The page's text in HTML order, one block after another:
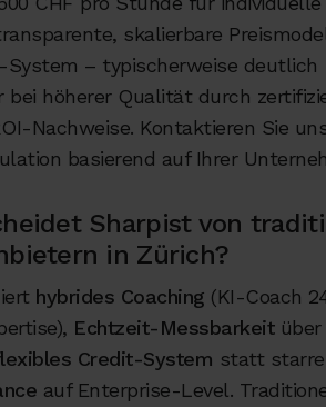
skalierbare
– typischerweise deutlich
bei höherer Qualität durch
Nachweise. Kontaktieren Sie
basierend auf Ihrer
Sharpist von
in Zürich?
hybrides Coaching (KI-Coach
Echtzeit-Messbarkeitüber
Credit-System statt
auf Enterprise-Level.